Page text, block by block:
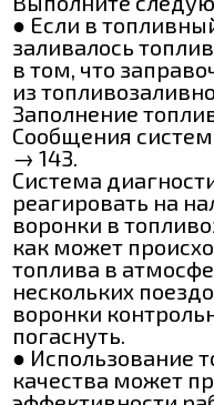
● Если в
заливалось
в том, что
из
Заполнение
Сообщения
→ 143.
Система
реагировать на
воронки в
как может
топлива в
нескольких
воронки
погаснуть.
● Использование
качества может